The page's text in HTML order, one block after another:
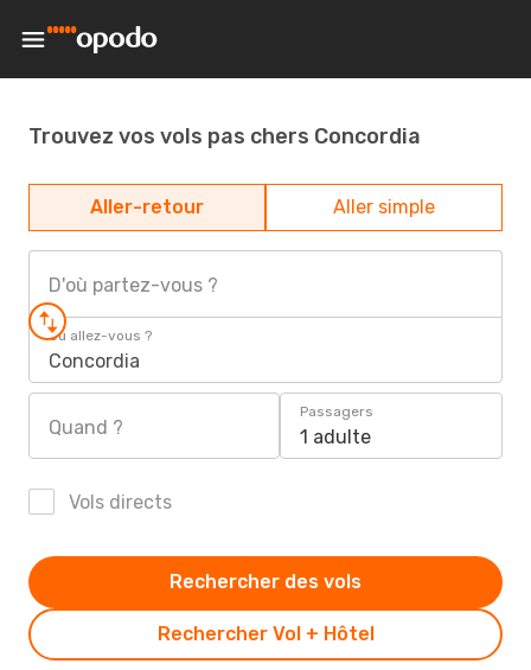
Trouvez vos vols pas chers Concordia
Aller-retour Aller simple
D'où partez-vous ?
Où allez-vous ?
Concordia
Quand ?
Passagers
1 adulte
Vols directs
Rechercher Vol + Hôtel
Rechercher des vols